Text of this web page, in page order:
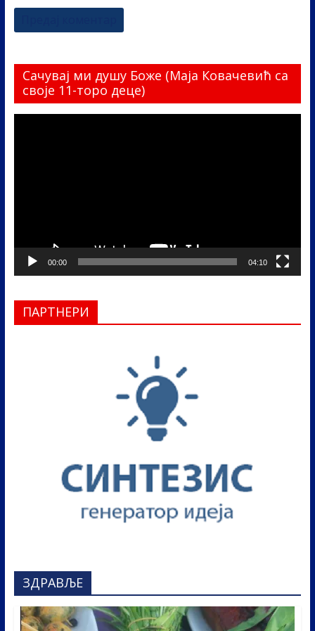
Сачувај ми душу Боже (Маја Ковачевић са
своје 11-торо деце)
00:00 04:10
ПАРТНЕРИ
ЗДРАВЉЕ